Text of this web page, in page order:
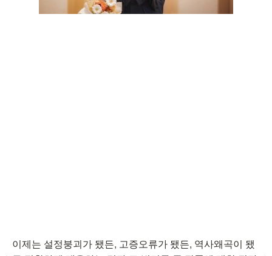
이제는 설정붕괴가 됐든, 고증오류가 됐든, 역사왜곡이 됐